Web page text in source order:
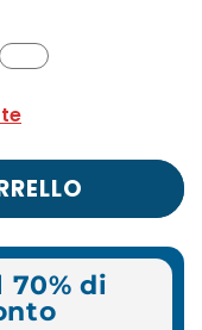
70% di